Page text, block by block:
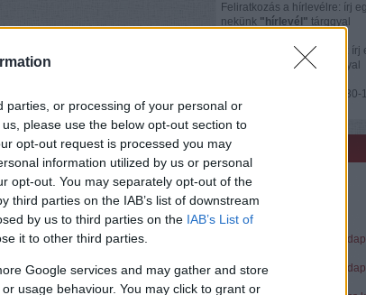
parties, or processing of your personal or
please use the below opt-out section to
opt-out request is processed you may
information utilized by us or personal
opt-out. You may separately opt-out of the
third parties on the IAB’s list of downstream
by us to third parties on the IAB’s List of
it to other third parties.
Google services and may gather and store
usage behaviour. You may click to grant or
Feliratkozás a hírlevélre: írj
nekünk "hírlevél" tárggyal
Feliratkozás önkéntesnek: írj
"önkéntes" tárggyal
Ország Dóra
Linkek
Facebook oldal
Instagram fiók
Videók
A Város Mindenkié
A Város Mindenkié
augusztustól